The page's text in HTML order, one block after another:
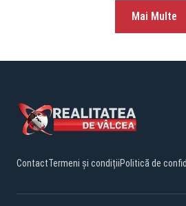
Mai Multe
ContactTermeni și condițiiPolitică de